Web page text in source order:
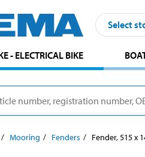
Select
- ELECTRICAL BIKE
Mooring Fenders Fender, 515 x